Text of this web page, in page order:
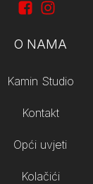
O NAMA
Kamin Studio
Kontakt
Opći uvjeti
Kolačići